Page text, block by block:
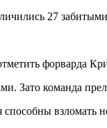
27
форварда
Зато команда